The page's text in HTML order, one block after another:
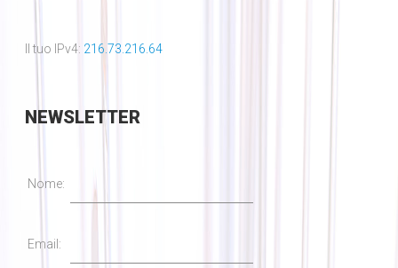
Il tuo IPv4: 216.73.216.64
NEWSLETTER
Nome:
Email: